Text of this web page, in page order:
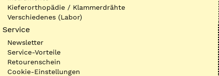
Kieferorthopädie / Klammerdrähte
Verschiedenes (Labor)
Service
Newsletter
Service-Vorteile
Retourenschein
Cookie-Einstellungen